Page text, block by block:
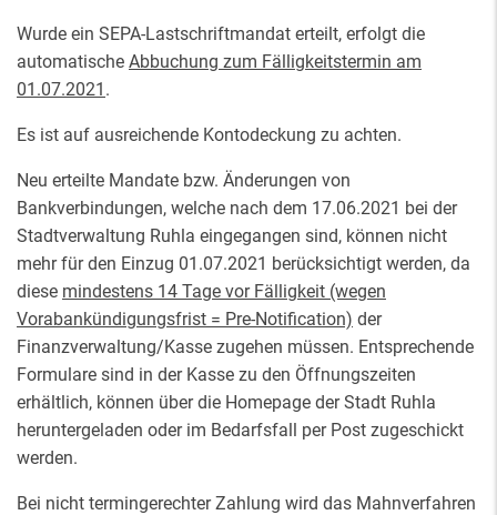
Wurde ein SEPA-Lastschriftmandat erteilt, erfolgt die
automatische Abbuchung zum Fälligkeitstermin am
01.07.2021 .
Es ist auf ausreichende Kontodeckung zu achten.
Neu erteilte Mandate bzw. Änderungen von
Bankverbindungen, welche nach dem 17.06.2021 bei der
Stadtverwaltung Ruhla eingegangen sind, können nicht
mehr für den Einzug 01.07.2021 berücksichtigt werden, da
diese mindestens 14 Tage vor Fälligkeit (wegen
Vorabankündigungsfrist = Pre-Notification) der
Finanzverwaltung/Kasse zugehen müssen. Entsprechende
Formulare sind in der Kasse zu den Öffnungszeiten
erhältlich, können über die Homepage der Stadt Ruhla
heruntergeladen oder im Bedarfsfall per Post zugeschickt
werden.
Bei nicht termingerechter Zahlung wird das Mahnverfahren